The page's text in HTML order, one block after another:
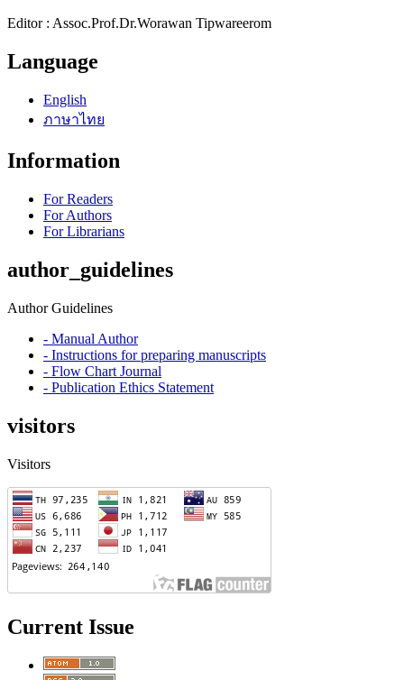
Editor : Assoc.Prof.Dr.Worawan Tipwareerom
Language
English
ภาษาไทย
Information
For Readers
For Authors
For Librarians
author_guidelines
Author Guidelines
- Manual Author
- Instructions for preparing manuscripts
- Flow Chart Journal
- Publication Ethics Statement
visitors
Visitors
Current Issue